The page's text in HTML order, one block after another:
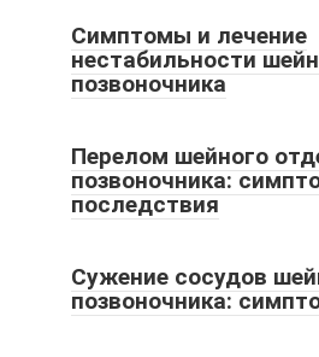
Симптомы и лечение
нестабильности
позвоночника
Перелом шейного
позвоночника:
последствия
Сужение сосудов
позвоночника: